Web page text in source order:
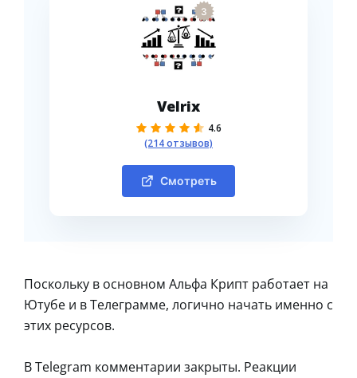
3
Velrix
4.6
(214 отзывов)
Смотреть
Поскольку в основном Альфа Крипт работает на
Ютубе и в Телеграмме, логично начать именно с
этих ресурсов.
В Telegram комментарии закрыты. Реакции